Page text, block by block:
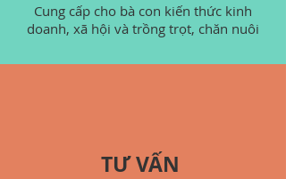
Cung cấp cho bà con kiến thức kinh
doanh, xã hội và trồng trọt, chăn nuôi
TƯ VẤN